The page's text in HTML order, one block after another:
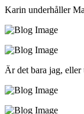
Karin underhåller
Är det bara jag, eller